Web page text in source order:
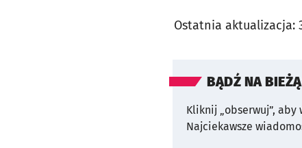
Ostatnia aktualizacja:
BĄDŹ NA
Kliknij „obserwuj”, aby
Najciekawsze